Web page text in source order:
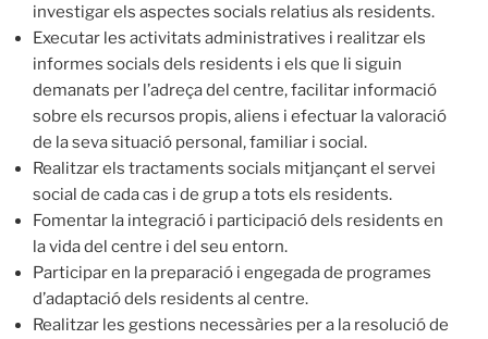
investigar els aspectes socials relatius als residents.
Executar les activitats administratives i realitzar els
informes socials dels residents i els que li siguin
demanats per l’adreça del centre, facilitar informació
sobre els recursos propis, aliens i efectuar la valoració
de la seva situació personal, familiar i social.
Realitzar els tractaments socials mitjançant el servei
social de cada cas i de grup a tots els residents.
Fomentar la integració i participació dels residents en
la vida del centre i del seu entorn.
Participar en la preparació i engegada de programes
d’adaptació dels residents al centre.
Realitzar les gestions necessàries per a la resolució de